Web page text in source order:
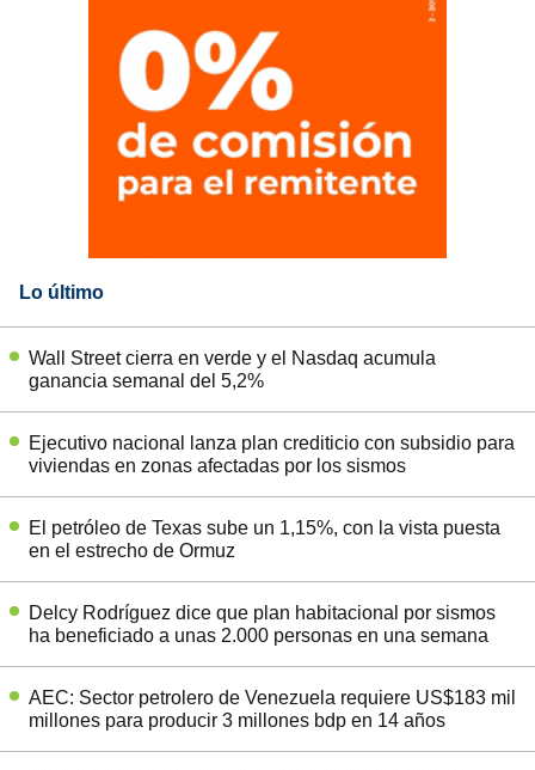
Lo último
Wall Street cierra en verde y el Nasdaq acumula
ganancia semanal del 5,2%
Ejecutivo nacional lanza plan crediticio con subsidio para
viviendas en zonas afectadas por los sismos
El petróleo de Texas sube un 1,15%, con la vista puesta
en el estrecho de Ormuz
Delcy Rodríguez dice que plan habitacional por sismos
ha beneficiado a unas 2.000 personas en una semana
AEC: Sector petrolero de Venezuela requiere US$183 mil
millones para producir 3 millones bdp en 14 años